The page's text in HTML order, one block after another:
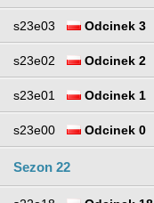
s23e03 Odcinek 3
s23e02 Odcinek 2
s23e01 Odcinek 1
s23e00 Odcinek 0
Sezon 22